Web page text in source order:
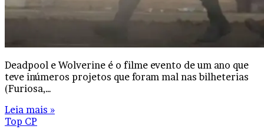
Deadpool e Wolverine é o filme evento de um ano que
teve inúmeros projetos que foram mal nas bilheterias
(Furiosa,…
Leia mais »
Top CP